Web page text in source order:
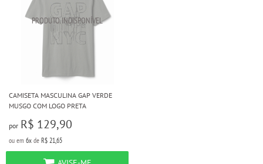
CAMISETA MASCULINA GAP VERDE
MUSGO COM LOGO PRETA
por R$ 129,90
ou em 6x de R$ 21,65